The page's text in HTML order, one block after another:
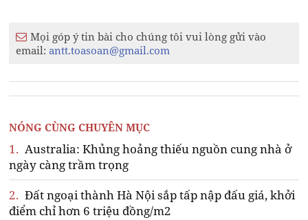
Mọi góp ý tin bài cho chúng tôi vui lòng gửi vào
email:antt.toasoan@gmail.com
NÓNG CÙNG CHUYÊN MỤC
1. Australia: Khủng hoảng thiếu nguồn cung nhà ở
ngày càng trầm trọng
2. Đất ngoại thành Hà Nội sắp tấp nập đấu giá, khởi
điểm chỉ hơn 6 triệu đồng/m2